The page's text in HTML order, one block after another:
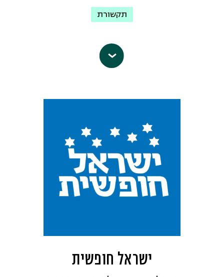
תקשורת
היא הזירה היחידה בישראל
עוקבת מערכת "העין השביעית" אחרי העיתונות
המעוניין בתקשורת עצמאית, חופשית וחוקרת;
ולהיות מורה נבוכים לאזרח המעוניין לצרוך
תקשורת באופן מושכל, לחוקר התקשורת ולסטודנט.
"העין השביעית" תופסת הן את הביקורת
והן את התקשורת במובנם הרחב.
והחברה השונים ומעצבת אותם, מסביבה
ועד פוליטיקה, מבריאות ועד כלכלה,
ישראל חופשית